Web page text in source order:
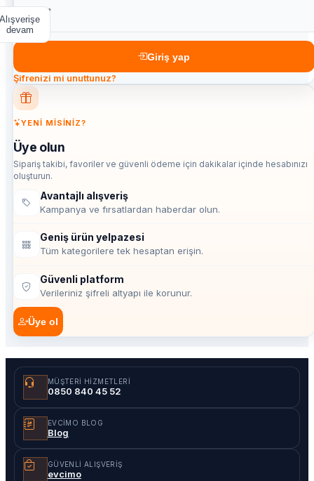
Alışverişe
devam
Giriş yap
Şifrenizi mi unuttunuz?
YENI MISINIZ?
Üye olun
Sipariş takibi, favoriler ve güvenli ödeme için dakikalar içinde hesabınızı
oluşturun.
Avantajlı alışveriş
Kampanya ve fırsatlardan haberdar olun.
Geniş ürün yelpazesi
Tüm kategorilere tek hesaptan erişin.
Güvenli platform
Verileriniz şifreli altyapı ile korunur.
Üye ol
MÜŞTERI HIZMETLERI
0850 840 45 52
EVCIMO BLOG
Blog
GÜVENLI ALIŞVERIŞ
evcimo